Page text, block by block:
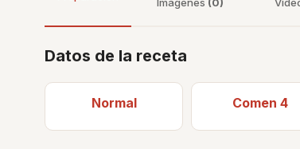
Datos de la receta
Normal Comen 4